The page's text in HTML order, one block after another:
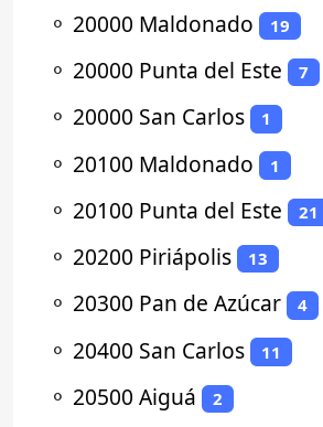
⚬ 20000 Maldonado 19
⚬ 20000 Punta del Este 7
⚬ 20000 San Carlos 1
⚬ 20100 Maldonado 1
⚬ 20100 Punta del Este 21
⚬ 20200 Piriápolis 13
⚬ 20300 Pan de Azúcar 4
⚬ 20400 San Carlos 11
⚬ 20500 Aiguá 2